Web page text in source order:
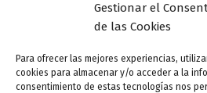
Gestionar el
de las Cookies
Para ofrecer las mejores experiencias,
cookies para almacenar y/o acceder a la
consentimiento de estas tecnologías nos
Gustavo Martín Garzo
Navia de ‘El Viaje como
ensutinta/16 junio, 2014